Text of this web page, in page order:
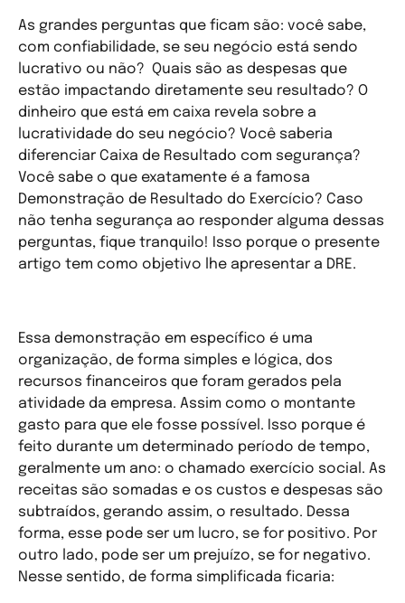
As grandes perguntas que ficam são: você sabe,
com confiabilidade, se seu negócio está sendo
lucrativo ou não? Quais são as despesas que
estão impactando diretamente seu resultado? O
dinheiro que está em caixa revela sobre a
lucratividade do seu negócio? Você saberia
diferenciar Caixa de Resultado com segurança?
Você sabe o que exatamente é a famosa
Demonstração de Resultado do Exercício? Caso
não tenha segurança ao responder alguma dessas
perguntas, fique tranquilo! Isso porque o presente
artigo tem como objetivo lhe apresentar a DRE.
Essa demonstração em específico é uma
organização, de forma simples e lógica, dos
recursos financeiros que foram gerados pela
atividade da empresa. Assim como o montante
gasto para que ele fosse possível. Isso porque é
feito durante um determinado período de tempo,
geralmente um ano: o chamado exercício social. As
receitas são somadas e os custos e despesas são
subtraídos, gerando assim, o resultado. Dessa
forma, esse pode ser um lucro, se for positivo. Por
outro lado, pode ser um prejuízo, se for negativo.
Nesse sentido, de forma simplificada ficaria: